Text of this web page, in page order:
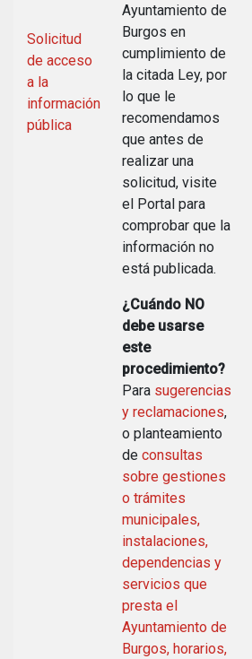
Solicitud
de acceso
a la
información
pública
Ayuntamiento de
Burgos en
cumplimiento de
la citada Ley, por
lo que le
recomendamos
que antes de
realizar una
solicitud, visite
el Portal para
comprobar que la
información no
está publicada.
¿Cuándo NO
debe usarse
este
procedimiento?
Para sugerencias
y reclamaciones,
o planteamiento
de consultas
sobre gestiones
o trámites
municipales,
instalaciones,
dependencias y
servicios que
presta el
Ayuntamiento de
Burgos, horarios,